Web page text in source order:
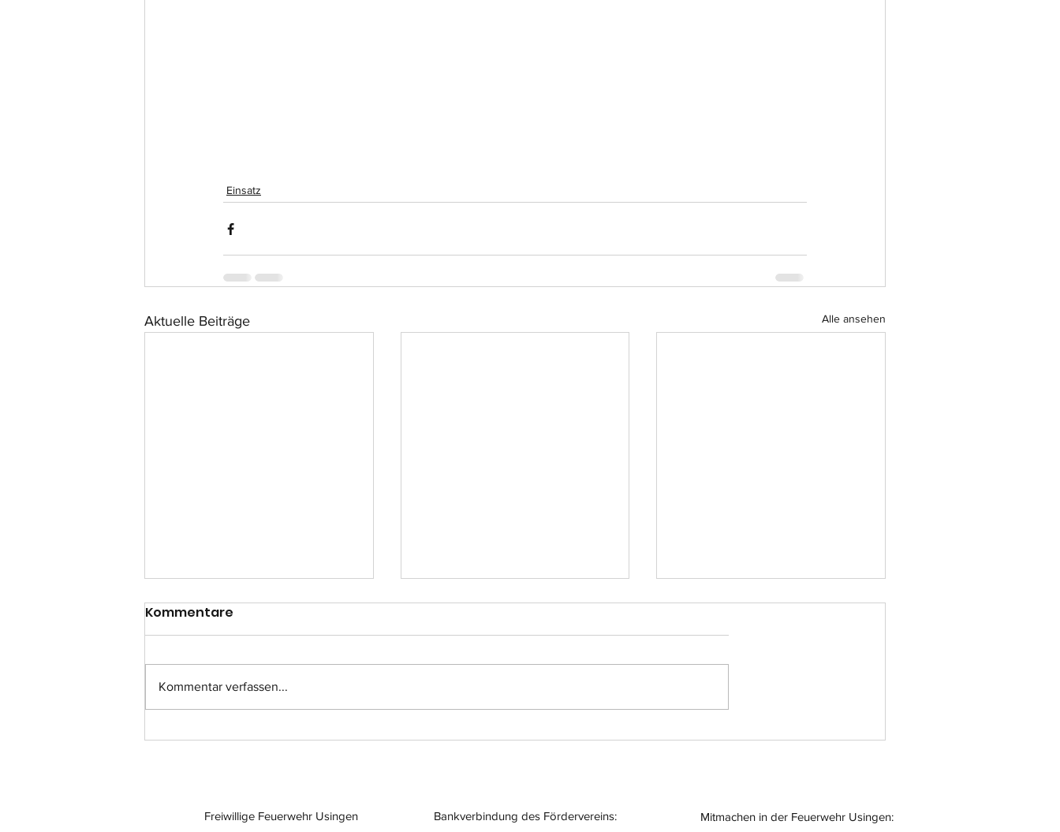
Einsatz
Aktuelle Beiträge Alle ansehen
Einsatz-Nr.: 057
Kommentare
Kommentar verfassen...
Bankverbindung des Fördervereins:
Freiwillige Feuerwehr Usingen Mitmachen in der Feuerwehr Usingen: